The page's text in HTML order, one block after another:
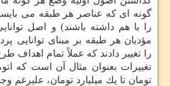
گونه ای كه عناصر هر طبقه می
را با هم داشته باشند) و اصل
مؤدیان هر طبقه بر مبنای توانایی
را تغییر دادند كه عملاً تمام اهداف
تغییرات بعنوان مثال آن است كه
تومان تا یك میلیارد تومان، علیرغم